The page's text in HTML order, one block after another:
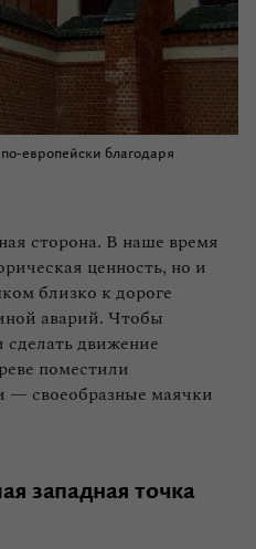
европейски благодаря
сторона. В наше время
ценность, но и
близко к дороге
аварий. Чтобы
сделать движение
поместили
— своеобразные маячки
западная точка